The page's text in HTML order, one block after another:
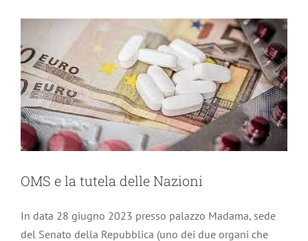
OMS e la tutela delle Nazioni
In data 28 giugno 2023 presso palazzo Madama, sede
del Senato della Repubblica (uno dei due organi che